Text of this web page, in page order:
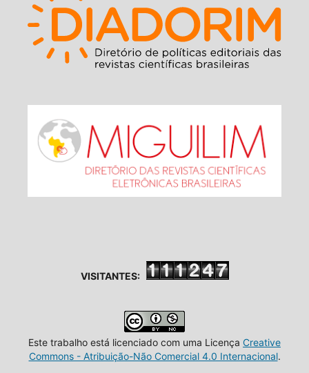
VISITANTES:
Este trabalho está licenciado com uma Licença Creative
Commons - Atribuição-Não Comercial 4.0 Internacional.